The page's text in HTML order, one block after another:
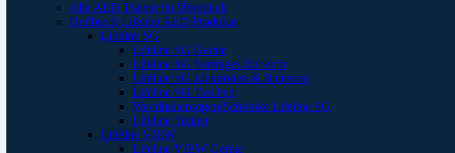
Alle AED Trainer im Überblick
Defibtech Lifeline AED Produkte
Lifeline SG
Lifeline SG Geräte
Lifeline SG Sonstiges Zubehör
Lifeline SG Elektroden & Batterien
Lifeline SG Taschen
Wandhalterungen/Schränke Lifeline SG
Lifeline Trainer
Lifeline VIEW
Lifeline VIEW Geräte